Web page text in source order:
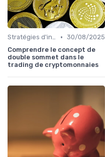
Stratégies d'investissement • 30/08/2025
Comprendre le concept de
double sommet dans le
trading de cryptomonnaies